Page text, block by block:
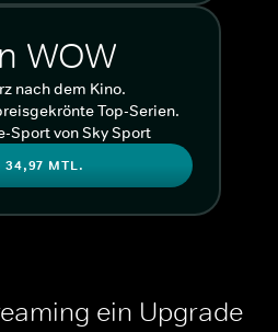
WOW
nach dem Kino.
Top-Serien.
Sport von Sky Sport
34,97 MTL.
ein Upgrade